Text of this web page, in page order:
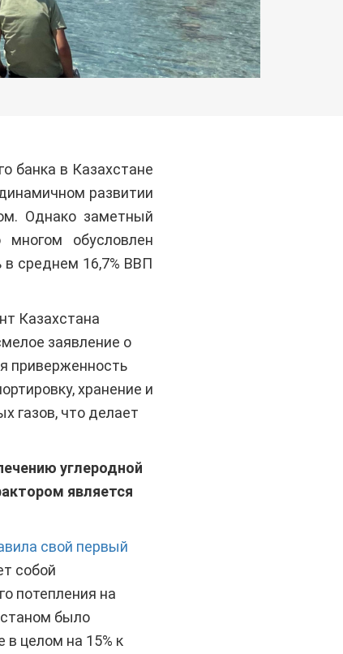
банка в Казахстане
развитии
Однако заметный
обусловлен
среднем 16,7% ВВП
Казахстана
заявление о
приверженность
хранение и
газов, что делает
углеродной
является
свой первый
собой
потепления на
было
целом на 15% к